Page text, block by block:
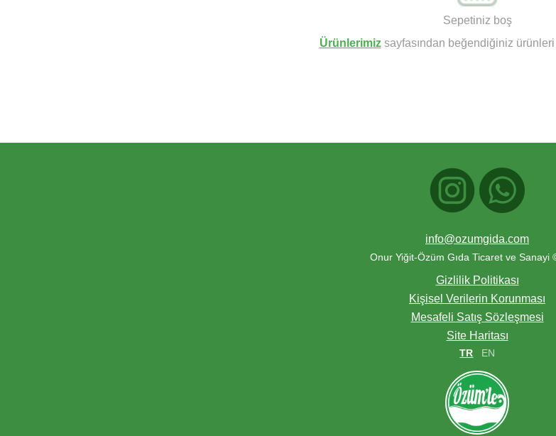
Sepetiniz boş
Ürünlerimizsayfasından beğendiğiniz
info@ozumgida.com
Onur Yiğit-Özüm Gıda Ticaret ve Sanayi
Gizlilik Politikası
Kişisel Verilerin Korunması
Mesafeli Satış Sözleşmesi
Site Haritası
TR EN